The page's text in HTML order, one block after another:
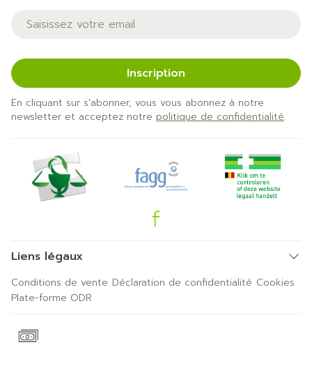
Adresse mail
Inscription
En cliquant sur s'abonner, vous vous abonnez à notre
newsletter et acceptez notre politique de confidentialité.
Liens légaux
Conditions de vente Déclaration de confidentialité Cookies
Plate-forme ODR